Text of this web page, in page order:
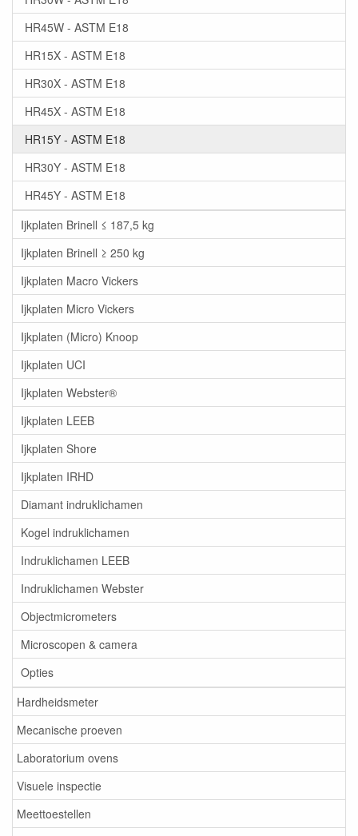
HR45W - ASTM E18
HR15X - ASTM E18
HR30X - ASTM E18
HR45X - ASTM E18
HR15Y - ASTM E18
HR30Y - ASTM E18
HR45Y - ASTM E18
Ijkplaten Brinell ≤ 187,5 kg
Ijkplaten Brinell ≥ 250 kg
Ijkplaten Macro Vickers
Ijkplaten Micro Vickers
Ijkplaten (Micro) Knoop
Ijkplaten UCI
Ijkplaten Webster®
Ijkplaten LEEB
Ijkplaten Shore
Ijkplaten IRHD
Diamant indruklichamen
Kogel indruklichamen
Indruklichamen LEEB
Indruklichamen Webster
Objectmicrometers
Microscopen & camera
Opties
Hardheidsmeter
Mecanische proeven
Laboratorium ovens
Visuele inspectie
Meettoestellen